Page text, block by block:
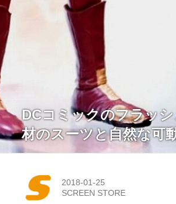
DCコミックのフラッ
材のスーツと自然な可
2018-01-25
SCREEN STORE